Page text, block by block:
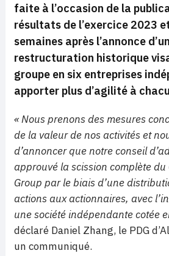
faite à l’occasion de la
résultats de l’exercice 2023
semaines après l’annonce
restructuration historique
groupe en six entreprises
apporter plus d’agilité à
« Nous prenons des mesures
de la valeur de nos activités et
d’annoncer que notre conseil
approuvé la scission complète
Group par le biais d’une
actions aux actionnaires, avec
une société indépendante cotée
déclaré Daniel Zhang, le PDG
un communiqué.